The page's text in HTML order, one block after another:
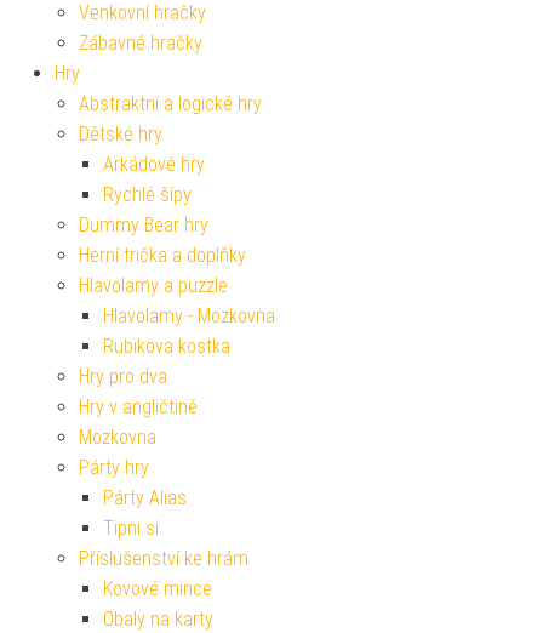
Venkovní hračky
Zábavné hračky
Hry
Abstraktní a logické hry
Dětské hry
Arkádové hry
Rychlé šípy
Dummy Bear hry
Herní trička a doplňky
Hlavolamy a puzzle
Hlavolamy - Mozkovna
Rubikova kostka
Hry pro dva
Hry v angličtině
Mozkovna
Párty hry
Párty Alias
Tipni si
Příslušenství ke hrám
Kovové mince
Obaly na karty